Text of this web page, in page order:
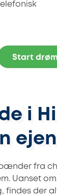
Start
i
fra
Uanset
findes der